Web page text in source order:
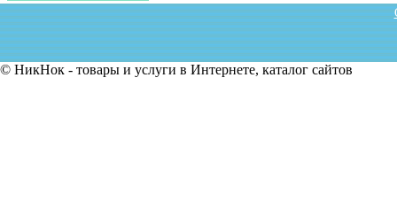
© НикНок - товары и услуги в Интернете, каталог сайтов